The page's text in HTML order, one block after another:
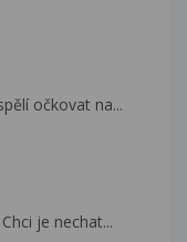
očkovat na...
je nechat...